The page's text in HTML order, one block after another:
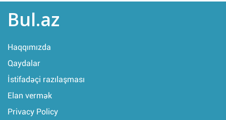
Bul.az
Haqqımızda
Qaydalar
İstifadəçi razılaşması
Elan vermək
Privacy Policy